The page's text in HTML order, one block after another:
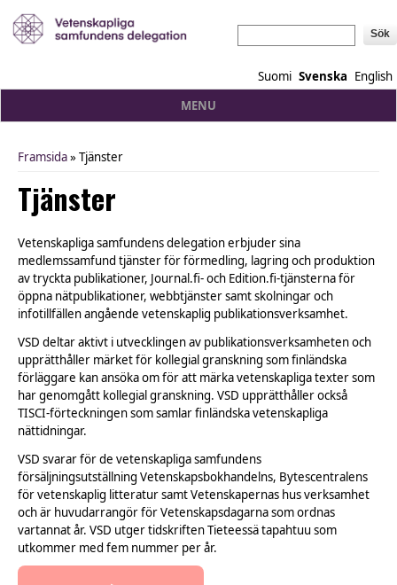
Suomi Svenska English
MENU
You are here
Framsida» Tjänster
Tjänster
Vetenskapliga samfundens delegation erbjuder sina
medlemssamfund tjänster för förmedling, lagring och produktion
av tryckta publikationer, Journal.fi- och Edition.fi-tjänsterna för
öppna nätpublikationer, webbtjänster samt skolningar och
infotillfällen angående vetenskaplig publikationsverksamhet.
VSD deltar aktivt i utvecklingen av publikationsverksamheten och
upprätthåller märket för kollegial granskning som finländska
förläggare kan ansöka om för att märka vetenskapliga texter som
har genomgått kollegial granskning. VSD upprätthåller också
TISCI-förteckningen som samlar finländska vetenskapliga
nättidningar.
VSD svarar för de vetenskapliga samfundens
försäljningsutställning Vetenskapsbokhandelns, Bytescentralens
för vetenskaplig litteratur samt Vetenskapernas hus verksamhet
och är huvudarrangör för Vetenskapsdagarna som ordnas
vartannat år. VSD utger tidskriften Tieteessä tapahtuu som
utkommer med fem nummer per år.